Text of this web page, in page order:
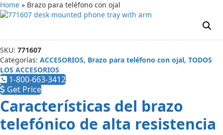
Home » Brazo para teléfono con ojal
SKU: 771607
Categorías: ACCESORIOS, Brazo para teléfono con ojal, TODOS
LOS ACCESORIOS
1-800-663-3412
Get Price
Características del brazo
telefónico de alta resistencia